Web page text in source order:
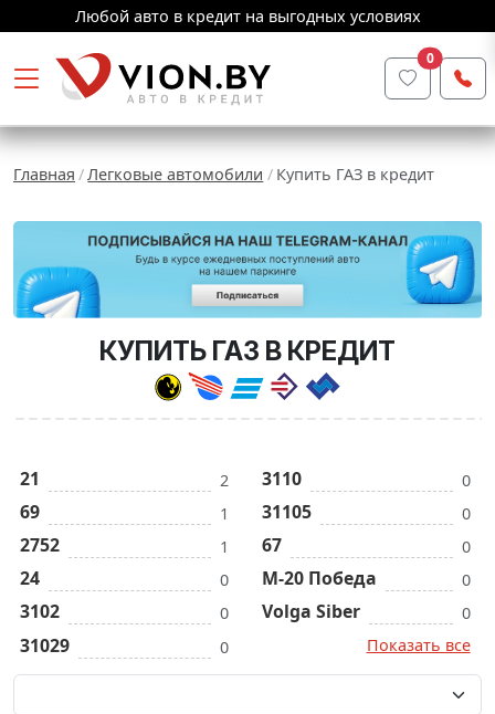
Любой авто в кредит на выгодных условиях
0
Главная Легковые автомобили Купить ГАЗ в кредит
КУПИТЬ ГАЗ В КРЕДИТ
21 2
69 1
2752 1
24 0
3102 0
31029 0
3110 0
31105 0
67 0
M-20 Победа 0
Volga Siber
0
Показать все